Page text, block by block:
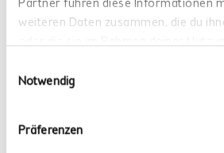
Partner führen diese Informationen
weiteren Daten zusammen, die du
Notwendig
Präferenzen